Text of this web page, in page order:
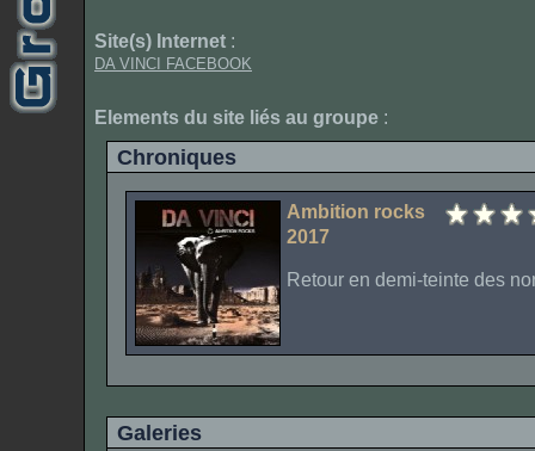
Site(s) Internet :
DA VINCI FACEBOOK
Elements du site liés au groupe :
Chroniques
Ambition rocks
2017
Retour en demi-teinte des
Galeries